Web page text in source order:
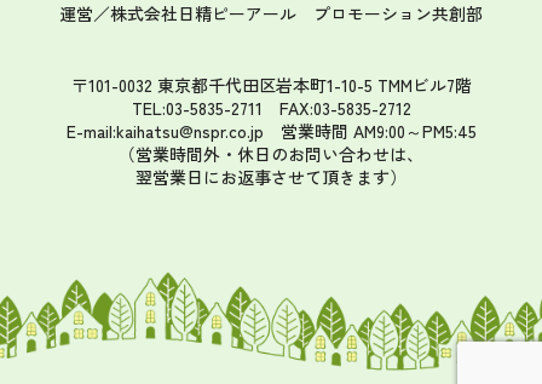
運営／株式会社日精ピーアール プロモーション共創部
〒101-0032 東京都千代田区岩本町1-10-5 TMMビル7階
TEL:03-5835-2711 FAX:03-5835-2712
E-mail:kaihatsu@nspr.co.jp 営業時間 AM9:00～PM5:45
（営業時間外・休日のお問い合わせは、
翌営業日にお返事させて頂きます）